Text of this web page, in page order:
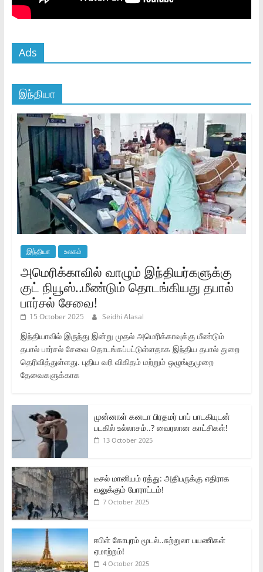
Ads
இந்தியா
இந்தியா உலகம்
அமெரிக்காவில் வாழும் இந்தியர்களுக்கு
குட் நியூஸ்..மீண்டும் தொடங்கியது தபால்
பார்சல் சேவை!
15 October 2025 Seidhi Alasal
இந்தியாவில் இருந்து இன்று முதல் அமெரிக்காவுக்கு மீண்டும்
தபால் பார்சல் சேவை தொடங்கப்பட்டுள்ளதாக இந்திய தபால் துறை
தெரிவித்துள்ளது. புதிய வரி விகிதம் மற்றும் ஒழுங்குமுறை
தேவைகளுக்காக
முன்னாள் கனடா பிரதமர் பாப் பாடகியுடன்
படகில் உல்லாசம்..? வைரலான காட்சிகள்!
13 October 2025
டீசல் மானியம் ரத்து: அதிபருக்கு எதிராக
வலுக்கும் போராட்டம்!
7 October 2025
ஈபிள் கோபுரம் மூடல்..சுற்றுலா பயணிகள்
ஏமாற்றம்!
4 October 2025